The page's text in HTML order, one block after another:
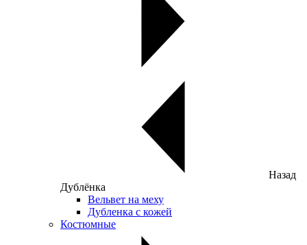
Назад
Дублёнка
Вельвет на меху
Дубленка с кожей
Костюмные